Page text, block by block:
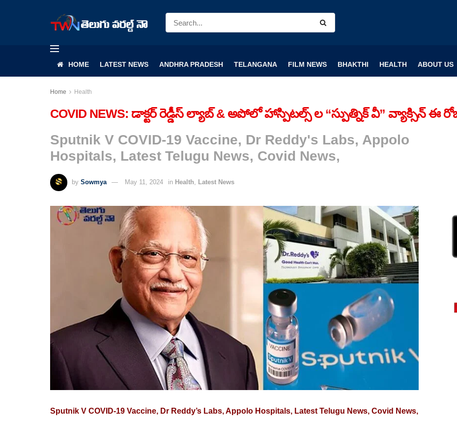
HOME LATEST NEWS ANDHRA PRADESH TELANGANA FILM NEWS BHAKTHI HEALTH ABOUT US
Home Health
COVID NEWS: డాక్టర్‌ రెడ్డీస్‌ ల్యాబ్ & అపోలో హాస్పిటల్స్‌ ల “స్పుత్నిక్‌ వీ” వ్యాక్సిన్‌ ఈ
Sputnik V COVID-19 Vaccine, Dr Reddy's Labs, Appolo
Hospitals, Latest Telugu News, Covid News,
by Sowmya May 11, 2024 in Health, Latest News
Sputnik V COVID-19 Vaccine, Dr Reddy’s Labs, Appolo Hospitals, Latest Telugu News, Covid News,